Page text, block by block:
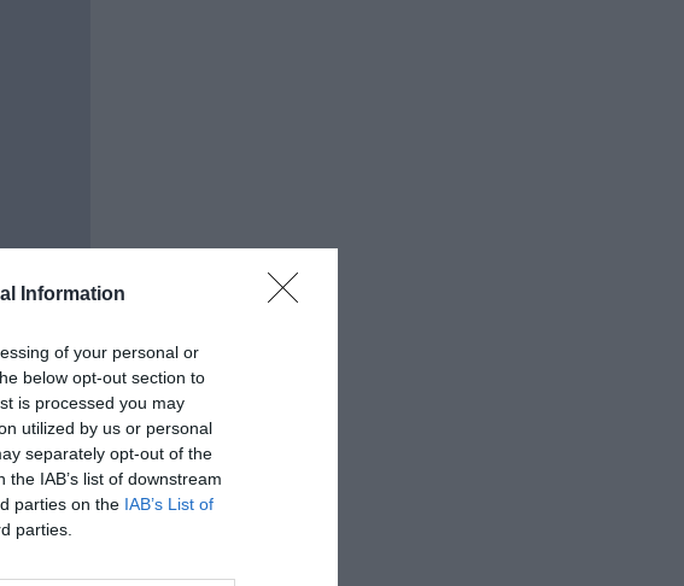
Information
of your personal or
below opt-out section to
is processed you may
utilized by us or personal
separately opt-out of the
IAB’s list of downstream
parties on the IAB’s List of
parties.